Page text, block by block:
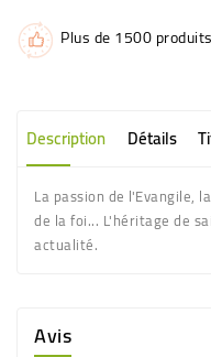
Plus de 1500
Description Détails
La passion de l'Evangile,
de la foi... L'héritage de
actualité.
Avis